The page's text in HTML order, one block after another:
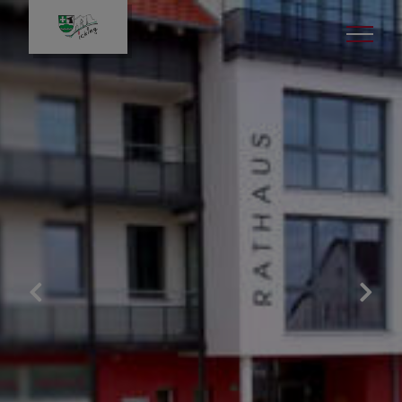
Politik
Gemeinderat
Sitzungen
Aus den Sitzungen